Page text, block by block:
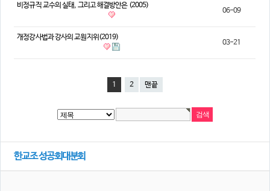
비정규직 교수의 실태, 그리고 해결방안은 (2005)
06-09
개정강사법과 강사의 교원지위(2019)
03-21
1 2 맨끝
한교조 성공회대분회